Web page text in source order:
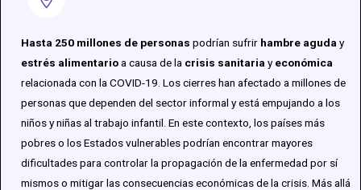
Hasta 250 millones de personas podrían sufrir hambre aguda y
estrés alimentarioa causa de la crisis sanitaria yeconómica
relacionada con la COVID-19. Los cierres han afectado a millones de
personas que dependen del sector informal y está empujando a los
niños y niñas al trabajo infantil. En este contexto, los países más
pobres o los Estados vulnerables podrían encontrar mayores
dificultades para controlar la propagación de la enfermedad por sí
mismos o mitigar las consecuencias económicas de la crisis. Más allá